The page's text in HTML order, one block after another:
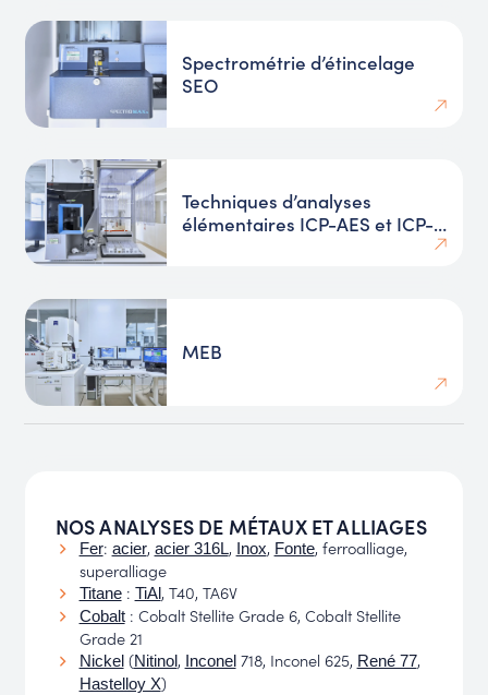
Spectrométrie d’étincelage
SEO
Techniques d’analyses
élémentaires ICP-AES et ICP-
MEB
NOS ANALYSES DE MÉTAUX ET ALLIAGES
Fer: acier, acier 316L, Inox, Fonte, ferroalliage,
superalliage
Titane: TiAl, T40, TA6V
Cobalt: Cobalt Stellite Grade 6, Cobalt Stellite
Grade 21
Nickel(Nitinol, Inconel718, Inconel 625, René 77,
Hastelloy X)